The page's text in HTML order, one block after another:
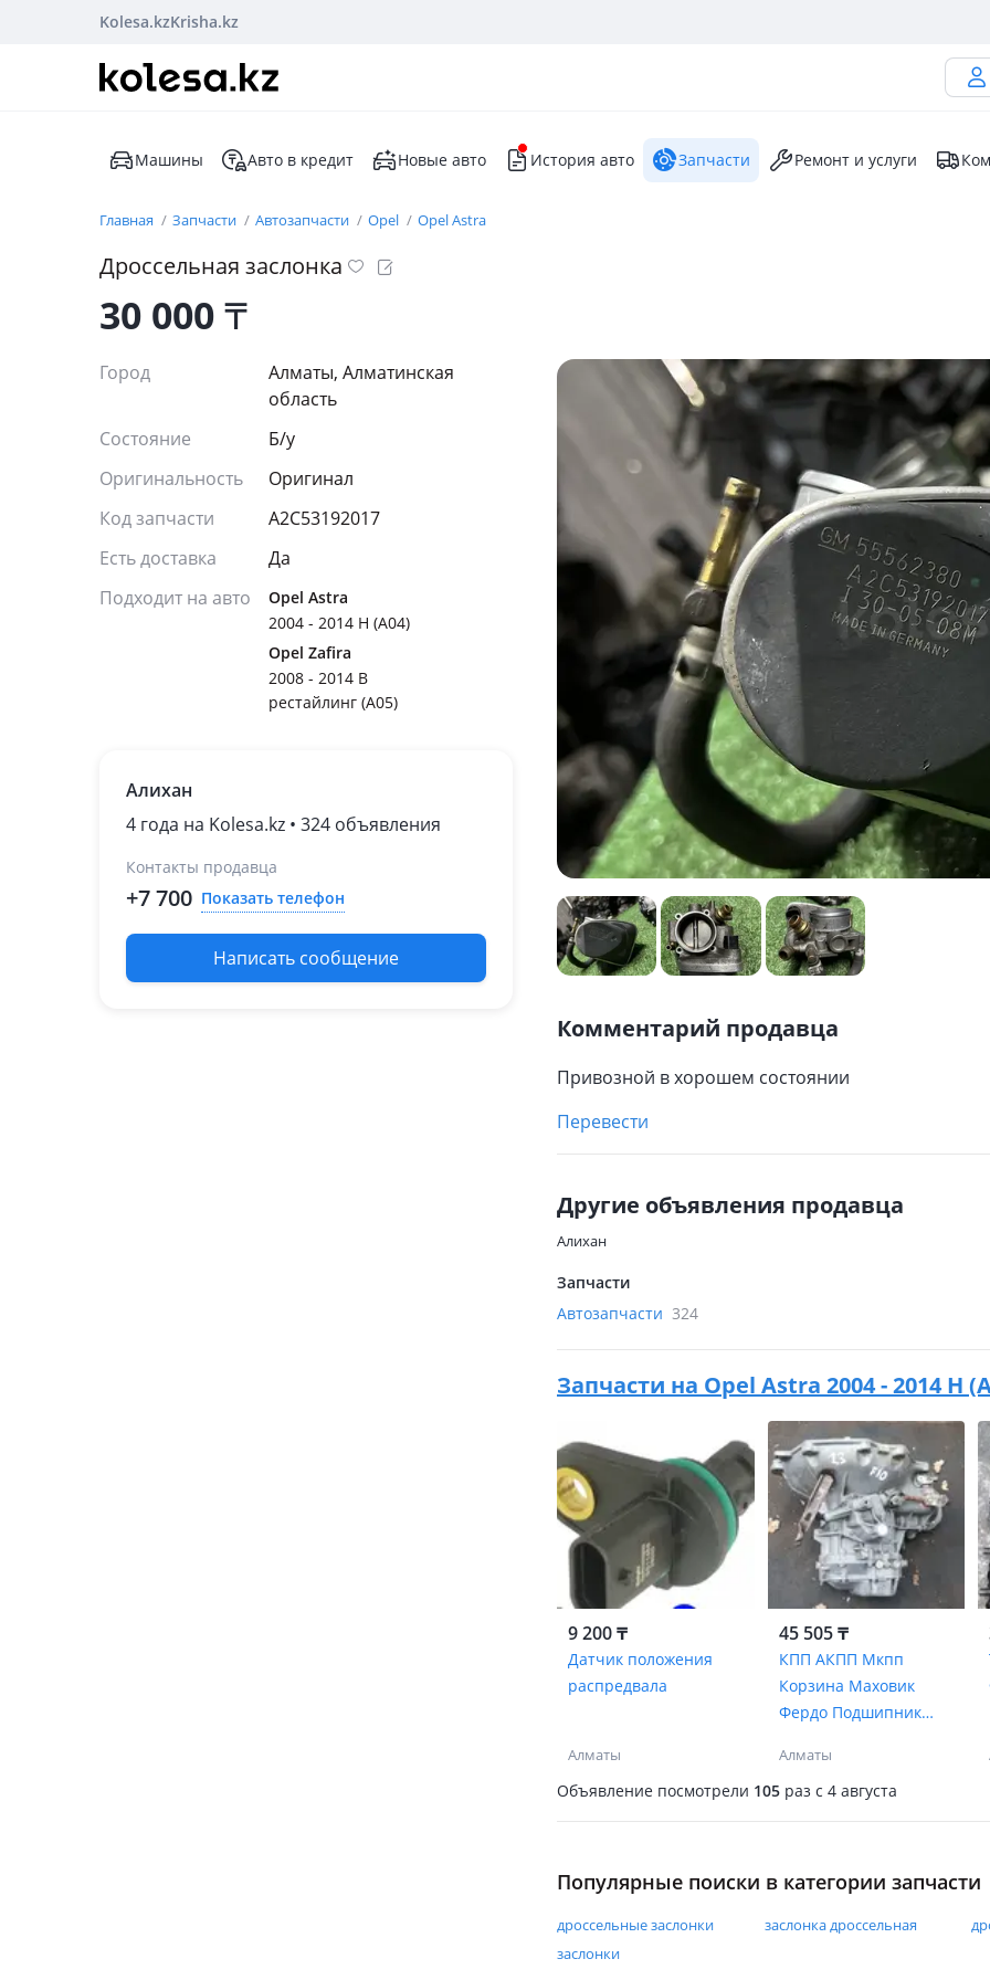
Kolesa.kzKrisha.kz
Машины Авто в кредит Новые авто История авто Запчасти Ремонт и услуги
Главная Запчасти Автозапчасти Opel Opel Astra
Дроссельная заслонка
30 000₸
Город
Алматы, Алматинская
область
Состояние
Б/y
Оригинальность
Оригинал
Код запчасти
A2C53192017
Есть доставка
Да
Подходит на авто
Opel Astra
2004 - 2014 H (A04)
Opel Zafira
2008 - 2014 B
рестайлинг (A05)
Алихан
4 года на Kolesa.kz • 324 объявления
Контакты продавца
+7 700 Показать телефон
Написать сообщение
Комментарий продавца
Привозной в хорошем состоянии
Перевести
Другие объявления продавца
Алихан
Запчасти
Автозапчасти 324
Запчасти на Opel Astra 2004 - 2014 H
9 200 ₸
Датчик положения
распредвала
Алматы
45 505 ₸
КПП АКПП Мкпп
Корзина Маховик
Фердо Подшипник
Диз Бенз
Алматы
Объявление посмотрели 105 раз c 4 августа
Популярные поиски в категории запчасти
дроссельные заслонки заслонка дроссельная
заслонки